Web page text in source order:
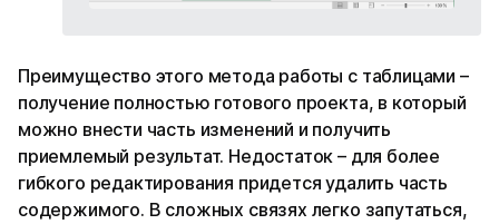
Преимущество этого метода работы с таблицами –
получение полностью готового проекта, в который
можно внести часть изменений и получить
приемлемый результат. Недостаток – для более
гибкого редактирования придется удалить часть
содержимого. В сложных связях легко запутаться,